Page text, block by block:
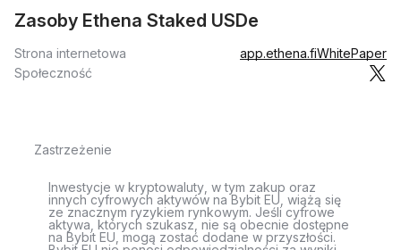
Zasoby Ethena Staked USDe
Strona internetowa app.ethena.fiWhitePaper
Społeczność
Zastrzeżenie
Inwestycje w kryptowaluty, w tym zakup oraz
innych cyfrowych aktywów na Bybit EU, wiążą się
ze znacznym ryzykiem rynkowym. Jeśli cyfrowe
aktywa, których szukasz, nie są obecnie dostępne
na Bybit EU, mogą zostać dodane w przyszłości.